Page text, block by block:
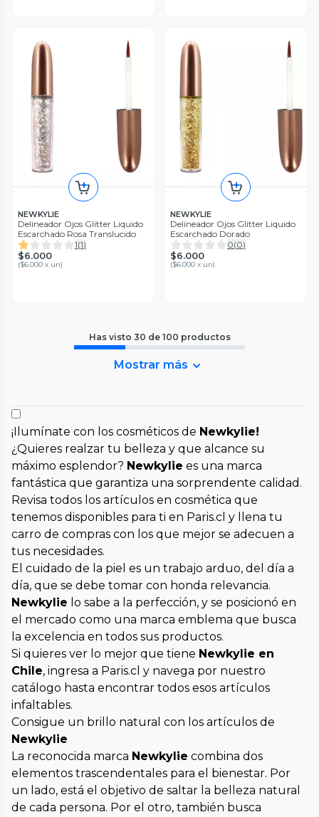
NEWKYLIE
Delineador Ojos Glitter Liquido
Escarchado Rosa Translucido
1(1)
$6.000
($6.000 x un)
NEWKYLIE
Delineador Ojos Glitter Liquido
Escarchado Dorado
0(0)
$6.000
($6.000 x un)
Has visto 30 de 100 productos
Mostrar más
¡Ilumínate con los cosméticos de Newkylie!
¿Quieres realzar tu belleza y que alcance su
máximo esplendor? Newkylie es una marca
fantástica que garantiza una sorprendente calidad.
Revisa todos los artículos en cosmética que
tenemos disponibles para ti en Paris.cl y llena tu
carro de compras con los que mejor se adecuen a
tus necesidades.
El cuidado de la piel es un trabajo arduo, del día a
día, que se debe tomar con honda relevancia.
Newkylie lo sabe a la perfección, y se posicionó en
el mercado como una marca emblema que busca
la excelencia en todos sus productos.
Si quieres ver lo mejor que tiene Newkylie en
Chile, ingresa a Paris.cl y navega por nuestro
catálogo hasta encontrar todos esos artículos
infaltables.
Consigue un brillo natural con los artículos de
Newkylie
La reconocida marca Newkylie combina dos
elementos trascendentales para el bienestar. Por
un lado, está el objetivo de saltar la belleza natural
de cada persona. Por el otro, también busca